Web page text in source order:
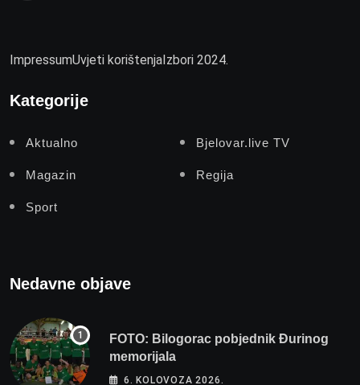
ImpressumUvjeti korištenjaIzbori 2024.
Kategorije
Aktualno Bjelovar.live TV
Magazin Regija
Sport
Nedavne objave
FOTO: Bilogorac pobjednik Đurinog
memorijala
6. KOLOVOZA 2026.